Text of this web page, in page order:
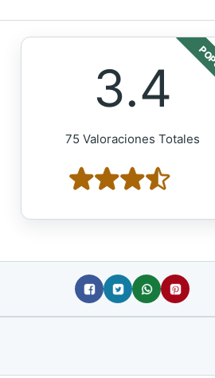
3.4
75 Valoraciones Totales